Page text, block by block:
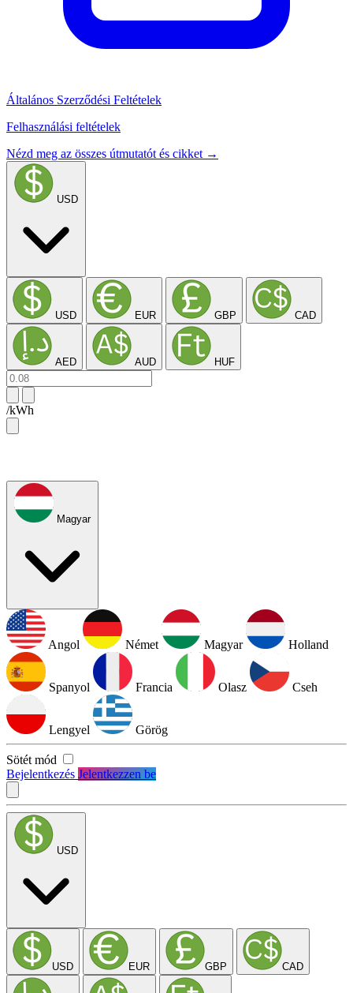
Általános Szerződési Feltételek
Felhasználási feltételek
Nézd meg az összes útmutatót és cikket →
USD
USD EUR GBP CAD
AED AUD HUF
/kWh
Magyar
Angol Német Magyar Holland
Spanyol Francia Olasz Cseh
Lengyel Görög
Sötét mód
Bejelentkezés Jelentkezzen be
USD
USD EUR GBP CAD